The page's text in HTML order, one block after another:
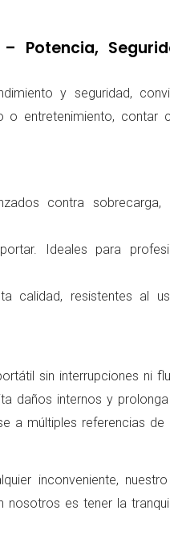
Potencia,
y seguridad,
entretenimiento,
contra sobrecarga,
Ideales para
calidad, resistentes al
sin interrupciones ni
daños internos y
a múltiples referencias
inconveniente,
es tener la